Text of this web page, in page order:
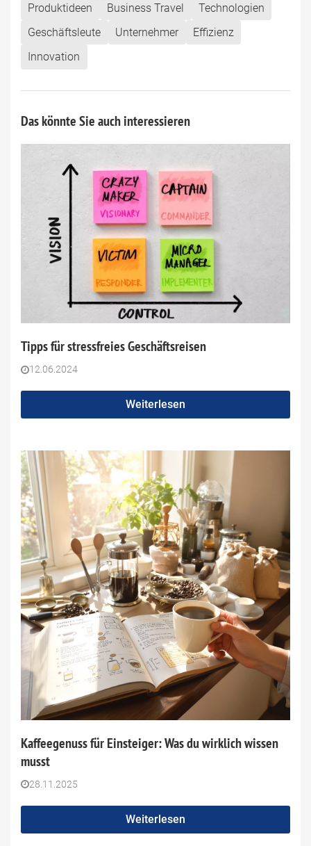
Produktideen Business Travel
Technologien
Geschäftsleute
Unternehmer
Effizienz
Innovation
Das könnte Sie auch interessieren
Tipps für stressfreies Geschäftsreisen
12.06.2024
Weiterlesen
Kaffeegenuss für Einsteiger: Was du wirklich wissen
musst
28.11.2025
Weiterlesen